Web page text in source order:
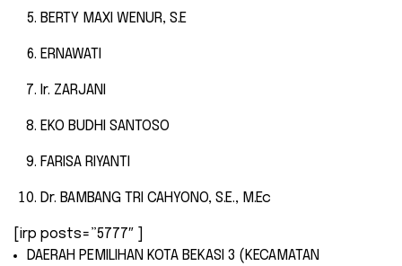
BERTY MAXI WENUR, S.E
ERNAWATI
Ir. ZARJANI
EKO BUDHI SANTOSO
FARISA RIYANTI
Dr. BAMBANG TRI CAHYONO, S.E., M.Ec
[irp posts=”5777″ ]
DAERAH PEMILIHAN KOTA BEKASI 3 (KECAMATAN